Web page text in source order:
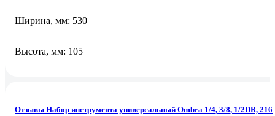
Ширина, мм: 530
Высота, мм: 105
Отзывы Набор инструмента универсальный Ombra 1/4, 3/8, 1/2DR, 216